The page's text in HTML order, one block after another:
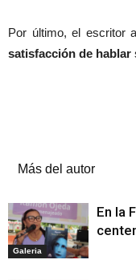
Por último, el escritor
satisfacción de hablar
Más del autor
Galeria
En la